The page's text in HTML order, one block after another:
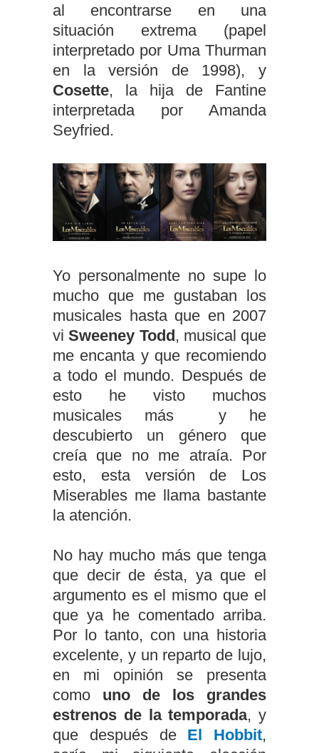
al encontrarse en una
situación extrema (papel
interpretado por Uma Thurman
en la versión de 1998), y
Cosette, la hija de Fantine
interpretada por Amanda
Seyfried.
Yo personalmente no supe lo
mucho que me gustaban los
musicales hasta que en 2007
viSweeney Todd, musical que
me encanta y que recomiendo
a todo el mundo. Después de
esto he visto muchos
musicales más y he
descubierto un género que
creía que no me atraía. Por
esto, esta versión de Los
Miserables me llama bastante
la atención.
No hay mucho más que tenga
que decir de ésta, ya que el
argumento es el mismo que el
que ya he comentado arriba.
Por lo tanto, con una historia
excelente, y un reparto de lujo,
en mi opinión se presenta
como uno de los grandes
estrenos de la temporada, y
que después de El Hobbit,